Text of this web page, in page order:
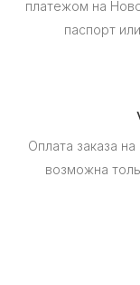
платежом на
паспорт
Оплата заказа
возможна